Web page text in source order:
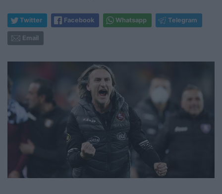
Twitter Facebook Whatsapp Telegram
Email